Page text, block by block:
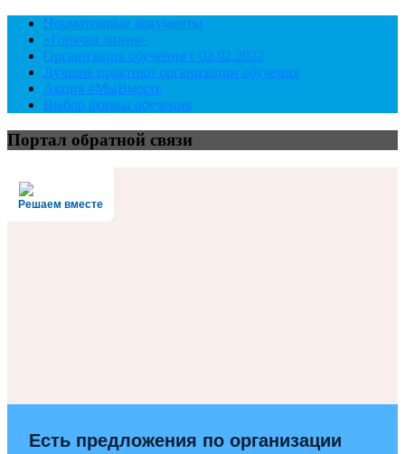
Нормативные документы
«Горячая линия»
Организация обучения с 02.02.2022
Лучшие практики организации обучения
Акция #МыВместе
Выбор формы обучения
Портал обратной связи
Решаем вместе
Есть предложения по организации